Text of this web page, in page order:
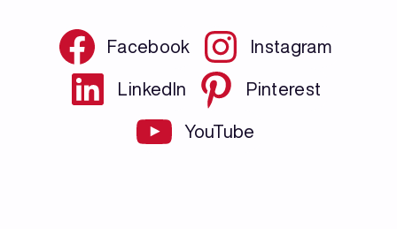
Facebook Instagram
LinkedIn Pinterest
YouTube